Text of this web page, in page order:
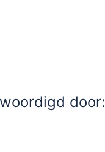
door: